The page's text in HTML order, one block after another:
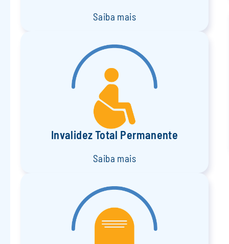
Saiba mais
Invalidez Total Permanente
Saiba mais